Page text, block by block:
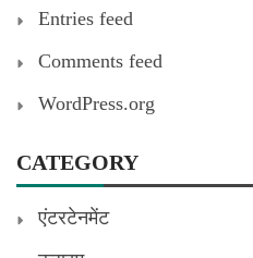
Entries feed
Comments feed
WordPress.org
CATEGORY
एंटरटेनमेंट